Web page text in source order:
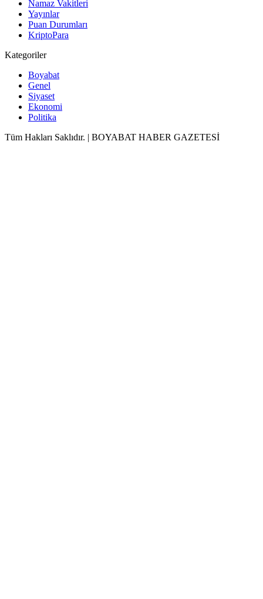
Namaz Vakitleri
Yayınlar
Puan Durumları
KriptoPara
Kategoriler
Boyabat
Genel
Siyaset
Ekonomi
Politika
Tüm Hakları Saklıdır. | BOYABAT HABER GAZETESİ